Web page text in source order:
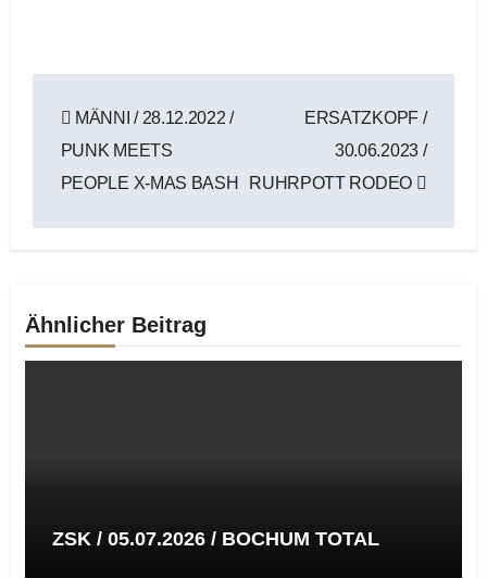
MÄNNI / 28.12.2022 /
PUNK MEETS
PEOPLE X-MAS BASH
ERSATZKOPF /
30.06.2023 /
RUHRPOTT RODEO
Ähnlicher Beitrag
ZSK / 05.07.2026 / BOCHUM TOTAL